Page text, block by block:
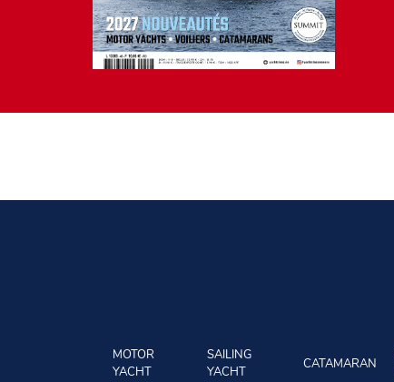
MOTOR
YACHT
SAILING
YACHT
CATAMARAN